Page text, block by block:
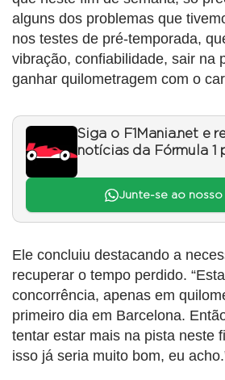
alguns dos problemas que
nos testes de pré-temporada,
vibração, confiabilidade, sair na
ganhar quilometragem com o
Siga o F1Mania.net e
notícias da Fórmula 1
Junte-se ao nosso
Ele concluiu destacando a
recuperar o tempo perdido.
concorrência, apenas em
primeiro dia em Barcelona.
tentar estar mais na pista neste
isso já seria muito bom, eu